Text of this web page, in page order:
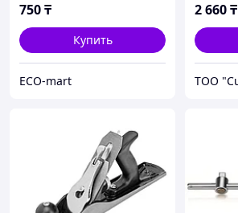
750₸
Купить
ECO-mart
2 660₸
ТОО